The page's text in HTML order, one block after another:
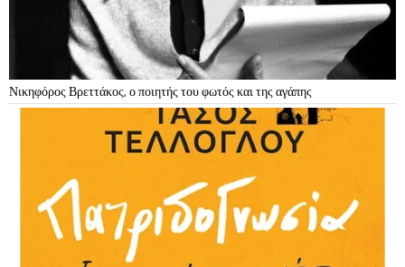
Νικηφόρος Βρεττάκος, ο ποιητής του φωτός και της αγάπης